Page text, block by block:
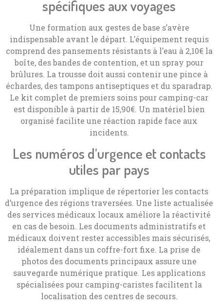
spécifiques aux voyages
Une formation aux gestes de base s’avère
indispensable avant le départ. L’équipement requis
comprend des pansements résistants à l’eau à 2,10€ la
boîte, des bandes de contention, et un spray pour
brûlures. La trousse doit aussi contenir une pince à
échardes, des tampons antiseptiques et du sparadrap.
Le kit complet de premiers soins pour camping-car
est disponible à partir de 15,90€. Un matériel bien
organisé facilite une réaction rapide face aux
incidents.
Les numéros d’urgence et contacts
utiles par pays
La préparation implique de répertorier les contacts
d’urgence des régions traversées. Une liste actualisée
des services médicaux locaux améliore la réactivité
en cas de besoin. Les documents administratifs et
médicaux doivent rester accessibles mais sécurisés,
idéalement dans un coffre-fort fixe. La prise de
photos des documents principaux assure une
sauvegarde numérique pratique. Les applications
spécialisées pour camping-caristes facilitent la
localisation des centres de secours.